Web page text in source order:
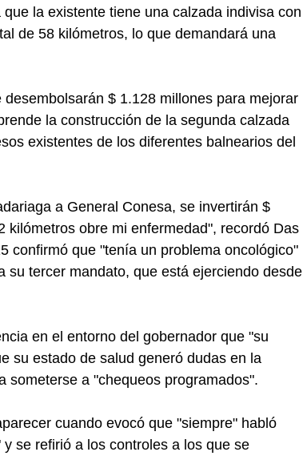
la existente tiene una calzada indivisa con
de 58 kilómetros, lo que demandará una
$ 1.128 millones para mejorar
la construcción de la segunda calzada
existentes de los diferentes balnearios del
a General Conesa, se invertirán $
kilómetros obre mi enfermedad", recordó Das
confirmó que "tenía un problema oncológico"
tercer mandato, que está ejerciendo desde
en el entorno del gobernador que "su
su estado de salud generó dudas en la
someterse a "chequeos programados".
cuando evocó que "siempre" habló
se refirió a los controles a los que se